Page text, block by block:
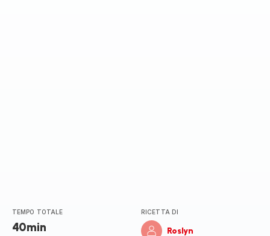
TEMPO TOTALE
40min
RICETTA DI
Roslyn